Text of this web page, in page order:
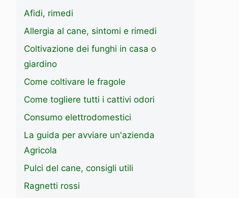
Afidi, rimedi
Allergia al cane, sintomi e rimedi
Coltivazione dei funghi in casa o
giardino
Come coltivare le fragole
Come togliere tutti i cattivi odori
Consumo elettrodomestici
La guida per avviare un'azienda
Agricola
Pulci del cane, consigli utili
Ragnetti rossi